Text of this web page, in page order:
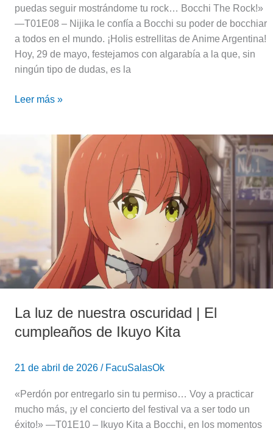
puedas seguir mostrándome tu rock… Bocchi The Rock!»
—T01E08 – Nijika le confía a Bocchi su poder de bocchiar
a todos en el mundo. ¡Holis estrellitas de Anime Argentina!
Hoy, 29 de mayo, festejamos con algarabía a la que, sin
ningún tipo de dudas, es la
Leer más »
La luz de nuestra oscuridad | El
cumpleaños de Ikuyo Kita
21 de abril de 2026 / FacuSalasOk
«Perdón por entregarlo sin tu permiso… Voy a practicar
mucho más, ¡y el concierto del festival va a ser todo un
éxito!» —T01E10 – Ikuyo Kita a Bocchi, en los momentos
de
|
cumpleaños
de
Ikuyo